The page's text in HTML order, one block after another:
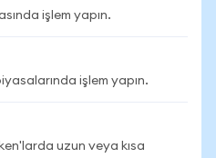
işlem yapın.
işlem yapın.
uzun veya kısa